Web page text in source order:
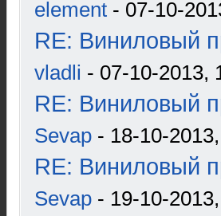
element - 07-10-
RE: Виниловый
vladli - 07-10-2013,
RE: Виниловый
Sevap - 18-10-
RE: Виниловый
Sevap - 19-10-